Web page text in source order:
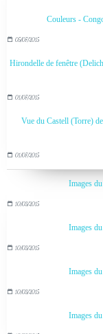
Couleurs -
05/07/2015
Hirondelle de fenêtre
01/07/2015
Vue du Castell (Torre)
01/07/2015
Images
10/03/2015
Images
10/03/2015
Images
10/03/2015
Images